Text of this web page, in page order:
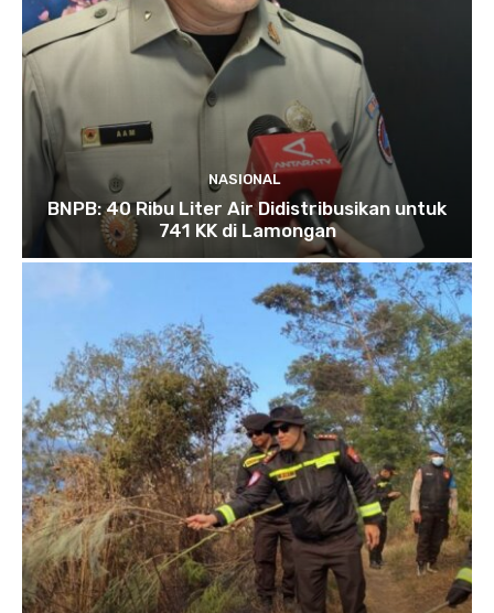
NASIONAL
BNPB: 40 Ribu Liter Air Didistribusikan untuk
741 KK di Lamongan